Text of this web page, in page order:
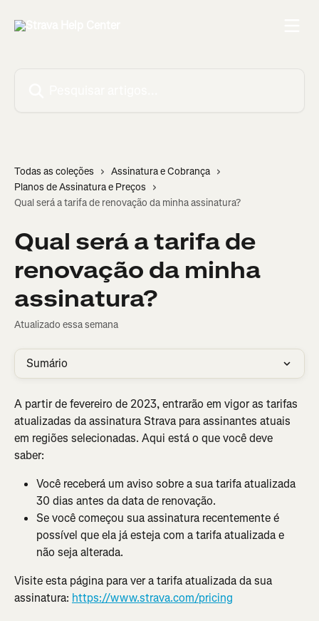
Todas as coleções
Assinatura e Cobrança
Planos de Assinatura e Preços
Qual será a tarifa de renovação da minha assinatura?
Qual será a tarifa de
renovação da minha
assinatura?
Atualizado essa semana
Sumário
A partir de fevereiro de 2023, entrarão em vigor as tarifas
atualizadas da assinatura Strava para assinantes atuais
em regiões selecionadas. Aqui está o que você deve
saber:
Você receberá um aviso sobre a sua tarifa atualizada
30 dias antes da data de renovação.
Se você começou sua assinatura recentemente é
possível que ela já esteja com a tarifa atualizada e
não seja alterada.
Visite esta página para ver a tarifa atualizada da sua
assinatura: https://www.strava.com/pricing